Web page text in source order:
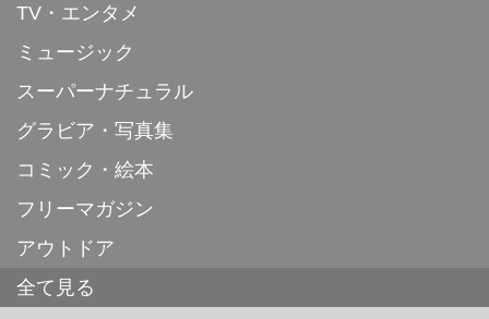
TV・エンタメ
ミュージック
スーパーナチュラル
グラビア・写真集
コミック・絵本
フリーマガジン
アウトドア
全て見る